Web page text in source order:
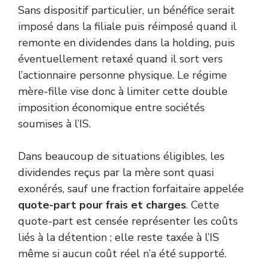
Sans dispositif particulier, un bénéfice serait
imposé dans la filiale puis réimposé quand il
remonte en dividendes dans la holding, puis
éventuellement retaxé quand il sort vers
l’actionnaire personne physique. Le régime
mère-fille vise donc à limiter cette double
imposition économique entre sociétés
soumises à l’IS.
Dans beaucoup de situations éligibles, les
dividendes reçus par la mère sont quasi
exonérés, sauf une fraction forfaitaire appelée
quote-part pour frais et charges. Cette
quote-part est censée représenter les coûts
liés à la détention ; elle reste taxée à l’IS
même si aucun coût réel n’a été supporté.